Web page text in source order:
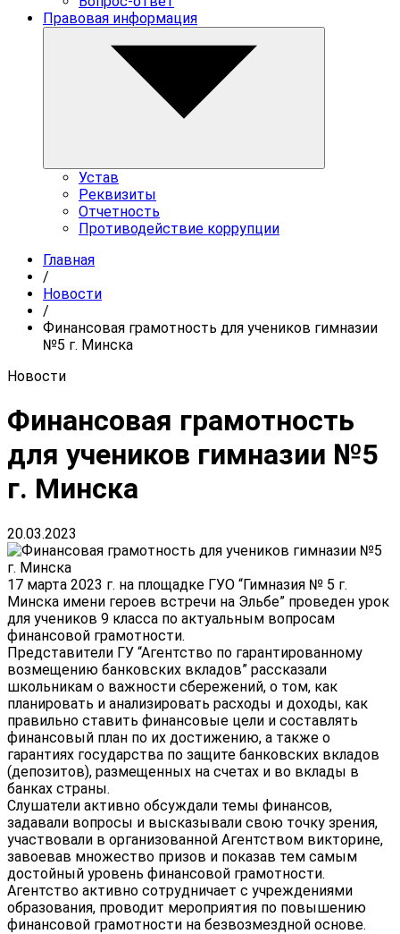
Правовая информация
Устав
Реквизиты
Отчетность
Противодействие коррупции
Главная
/
Новости
/
Финансовая грамотность для учеников гимназии
№5 г. Минска
Новости
Финансовая грамотность
для учеников гимназии №5
г. Минска
20.03.2023
17 марта 2023 г. на площадке ГУО “Гимназия № 5 г.
Минска имени героев встречи на Эльбе” проведен урок
для учеников 9 класса по актуальным вопросам
финансовой грамотности.
Представители ГУ “Агентство по гарантированному
возмещению банковских вкладов” рассказали
школьникам о важности сбережений, о том, как
планировать и анализировать расходы и доходы, как
правильно ставить финансовые цели и составлять
финансовый план по их достижению, а также о
гарантиях государства по защите банковских вкладов
(депозитов), размещенных на счетах и во вклады в
банках страны.
Слушатели активно обсуждали темы финансов,
задавали вопросы и высказывали свою точку зрения,
участвовали в организованной Агентством викторине,
завоевав множество призов и показав тем самым
достойный уровень финансовой грамотности.
Агентство активно сотрудничает с учреждениями
образования, проводит мероприятия по повышению
финансовой грамотности на безвозмездной основе.